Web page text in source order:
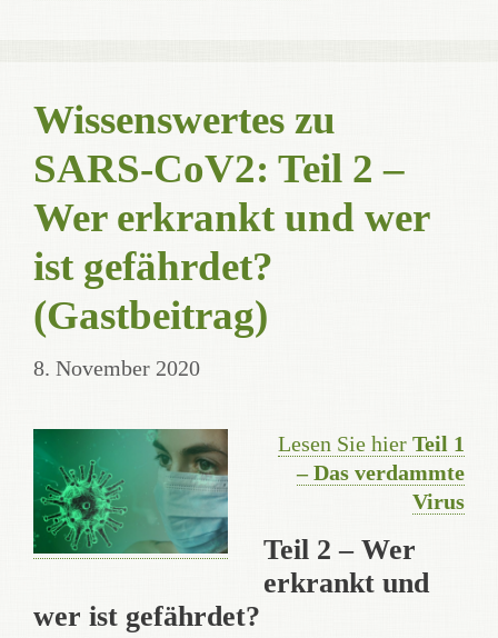
Wissenswertes zu
SARS-CoV2: Teil 2 –
Wer erkrankt und wer
ist gefährdet?
(Gastbeitrag)
8. November 2020
Lesen Sie hier Teil 1
– Das verdammte
Virus
Teil 2 – Wer
erkrankt und
wer ist gefährdet?